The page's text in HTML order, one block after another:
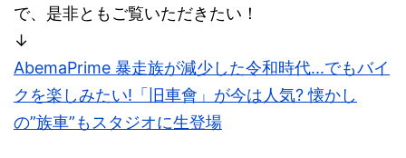
で、是非ともご覧いただきたい！
↓
AbemaPrime 暴走族が減少した令和時代...でもバイ
クを楽しみたい!「旧車會」が今は人気? 懐かし
の”族車”もスタジオに生登場